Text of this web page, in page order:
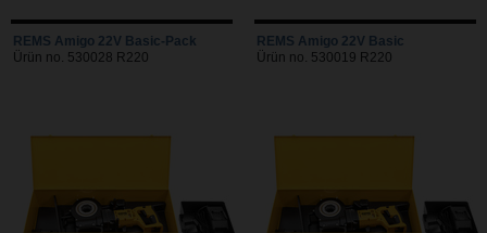
REMS Amigo 22V Basic-Pack
Ürün no. 530028 R220
REMS Amigo 22V Basic
Ürün no. 530019 R220